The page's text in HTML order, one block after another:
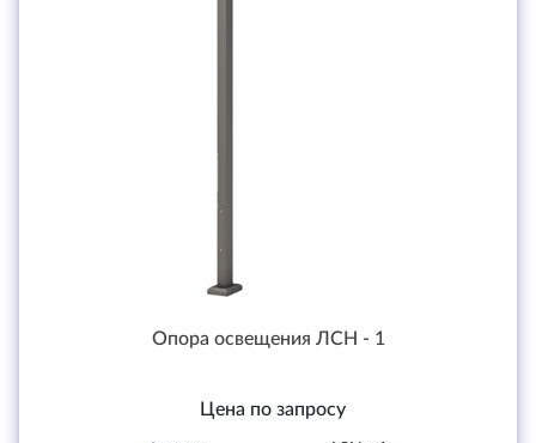
Опора освещения ЛСН - 1
Цена по запросу